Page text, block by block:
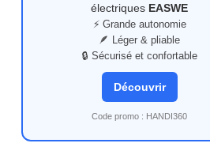
électriques EASWE
⚡ Grande autonomie
🪶 Léger & pliable
🔒 Sécurisé et confortable
Découvrir
Code promo : HANDI360